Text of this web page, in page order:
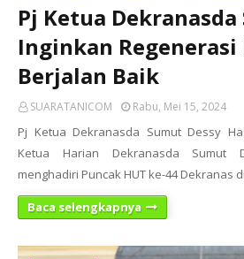
Pj Ketua
Inginkan
Berjalan Baik
SUARATANICOM Rabu, Mei 15, 2024
Pj Ketua Dekranasda Sumut Dessy
Ketua Harian Dekranasda Sumut
menghadiri Puncak HUT ke-44 Dekranas
Baca selengkapnya